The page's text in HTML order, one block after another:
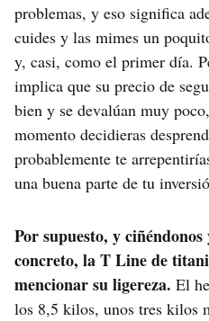
problemas, y eso significa
cuides y las mimes un
y, casi, como el primer día.
implica que su precio de
bien y se devalúan muy
momento decidieras
probablemente te
una buena parte de tu
Por supuesto, y ciñéndonos
concreto, la T Line de
mencionar su ligereza. El
los 8,5 kilos, unos tres kilos